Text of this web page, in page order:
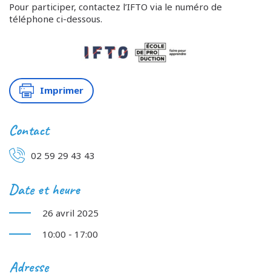
Pour participer, contactez l’IFTO via le numéro de
téléphone ci-dessous.
Imprimer
Contact
02 59 29 43 43
Date et heure
26 avril 2025
10:00 - 17:00
Adresse